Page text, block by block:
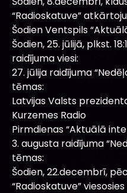
“Radioskatuve”
Šodien Ventspils
Šodien, 25. jūlijā, plkst.
raidījuma viesi:
27. jūlija raidījuma
tēmas:
Latvijas Valsts
Kurzemes Radio
Pirmdienas “Aktuālā
3. augusta raidījuma
tēmas:
Šodien, 22.decembrī,
“Radioskatuve”